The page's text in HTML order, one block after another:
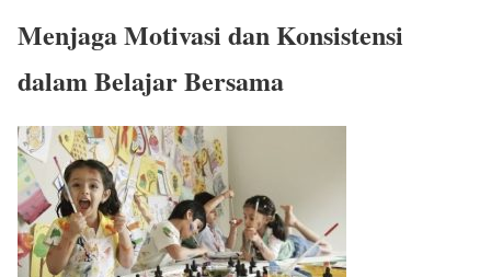
Menjaga Motivasi dan Konsistensi
dalam Belajar Bersama